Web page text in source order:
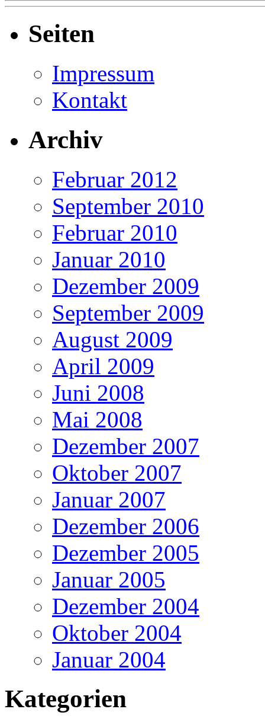
Seiten
Impressum
Kontakt
Archiv
Februar 2012
September 2010
Februar 2010
Januar 2010
Dezember 2009
September 2009
August 2009
April 2009
Juni 2008
Mai 2008
Dezember 2007
Oktober 2007
Januar 2007
Dezember 2006
Dezember 2005
Januar 2005
Dezember 2004
Oktober 2004
Januar 2004
Kategorien